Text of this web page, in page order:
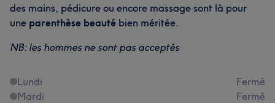
des mains, pédicure ou encore massage sont là pour
une parenthèse beauté bien méritée.
NB: les hommes ne sont pas acceptés
Lundi
Fermé
Mardi
Fermé